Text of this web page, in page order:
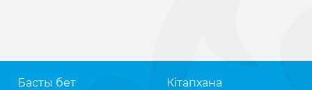
Басты бет
Кітапхана